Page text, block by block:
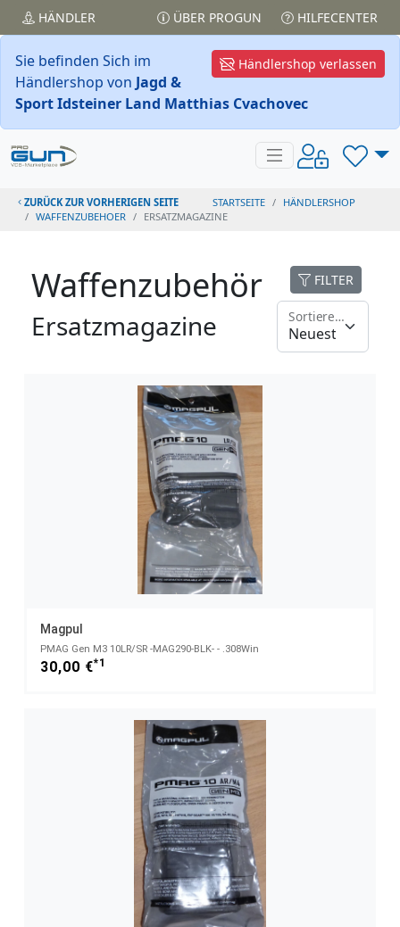
HÄNDLER ÜBER PROGUN HILFECENTER
Händlershop verlassen
Sie befinden Sich im
Händlershop von Jagd &
Sport Idsteiner Land Matthias Cvachovec
ZURÜCK ZUR VORHERIGEN SEITE STARTSEITE
HÄNDLERSHOP
WAFFENZUBEHOER
ERSATZMAGAZINE
Waffenzubehör
Ersatzmagazine
FILTER
Sortieren nach
Magpul
PMAG Gen M3 10LR/SR -MAG290-BLK- - .308Win
30,00 €*1